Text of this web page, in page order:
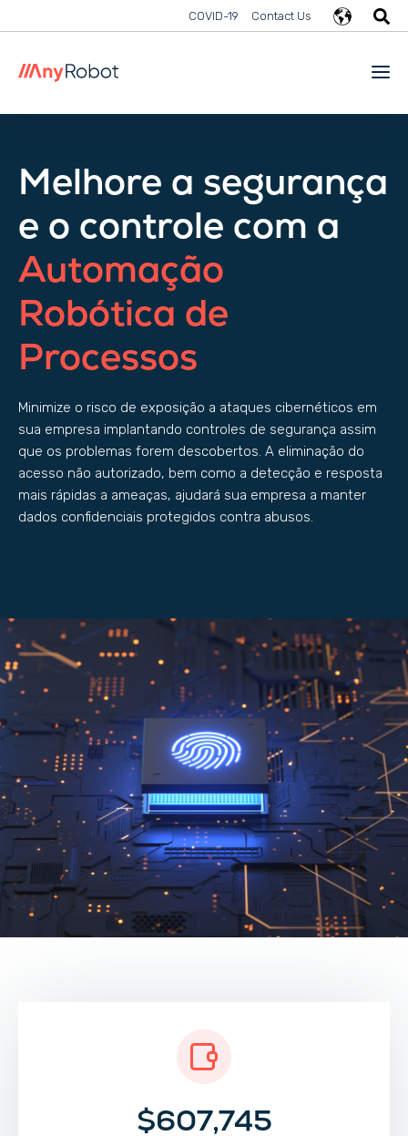
COVID-19 Contact Us
Melhore a segurança
e o controle com a
Automação
Robótica de
Processos
Minimize o risco de exposição a ataques cibernéticos em
sua empresa implantando controles de segurança assim
que os problemas forem descobertos. A eliminação do
acesso não autorizado, bem como a detecção e resposta
mais rápidas a ameaças, ajudará sua empresa a manter
dados confidenciais protegidos contra abusos.
$607,745